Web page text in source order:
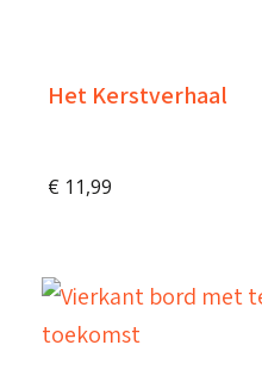
Het Kerstverhaal
€ 11,99